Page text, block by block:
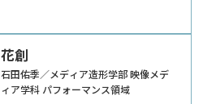
花創
石田佑季／メディア造形学部 映像メデ
ィア学科 パフォーマンス領域